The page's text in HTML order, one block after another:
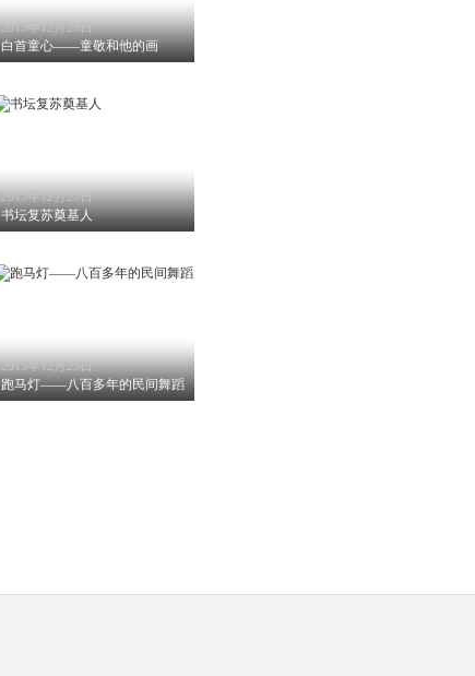
2015年12月29日
白首童心——童敬和他的画
2015年12月25日
书坛复苏奠基人
2015年12月23日
跑马灯——八百多年的民间舞蹈